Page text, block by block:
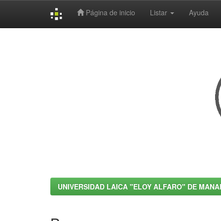
Página de inicio Listar Ayuda
UNIVERSIDAD LAICA "ELOY ALFARO" DE